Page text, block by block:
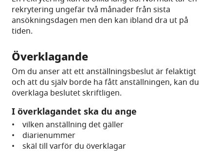
rekrytering ungefär två månader från sista
ansökningsdagen men den kan ibland dra ut på
tiden.
Överklagande
Om du anser att ett anställningsbeslut är felaktigt
och att du själv borde ha fått anställningen, kan du
överklaga beslutet skriftligen.
I överklagandet ska du ange
• vilken anställning det gäller
• diarienummer
• skäl till varför du överklagar